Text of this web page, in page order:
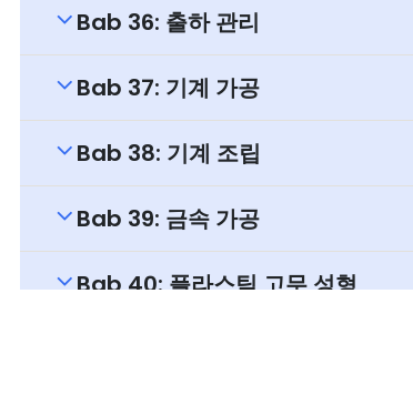
Bab 36: 출하 관리
Bab 37: 기계 가공
Bab 38: 기계 조립
Bab 39: 금속 가공
Bab 40: 플라스틱 고무 성형